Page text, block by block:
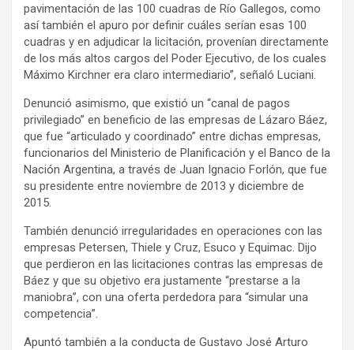
pavimentación de las 100 cuadras de Río Gallegos, como
así también el apuro por definir cuáles serían esas 100
cuadras y en adjudicar la licitación, provenían directamente
de los más altos cargos del Poder Ejecutivo, de los cuales
Máximo Kirchner era claro intermediario”, señaló Luciani.
Denunció asimismo, que existió un “canal de pagos
privilegiado” en beneficio de las empresas de Lázaro Báez,
que fue “articulado y coordinado” entre dichas empresas,
funcionarios del Ministerio de Planificación y el Banco de la
Nación Argentina, a través de Juan Ignacio Forlón, que fue
su presidente entre noviembre de 2013 y diciembre de
2015.
También denunció irregularidades en operaciones con las
empresas Petersen, Thiele y Cruz, Esuco y Equimac. Dijo
que perdieron en las licitaciones contras las empresas de
Báez y que su objetivo era justamente “prestarse a la
maniobra”, con una oferta perdedora para “simular una
competencia”.
Apuntó también a la conducta de Gustavo José Arturo